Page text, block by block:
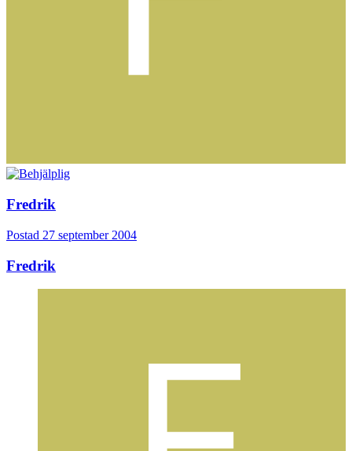
Fredrik
Postad 27 september 2004
Fredrik